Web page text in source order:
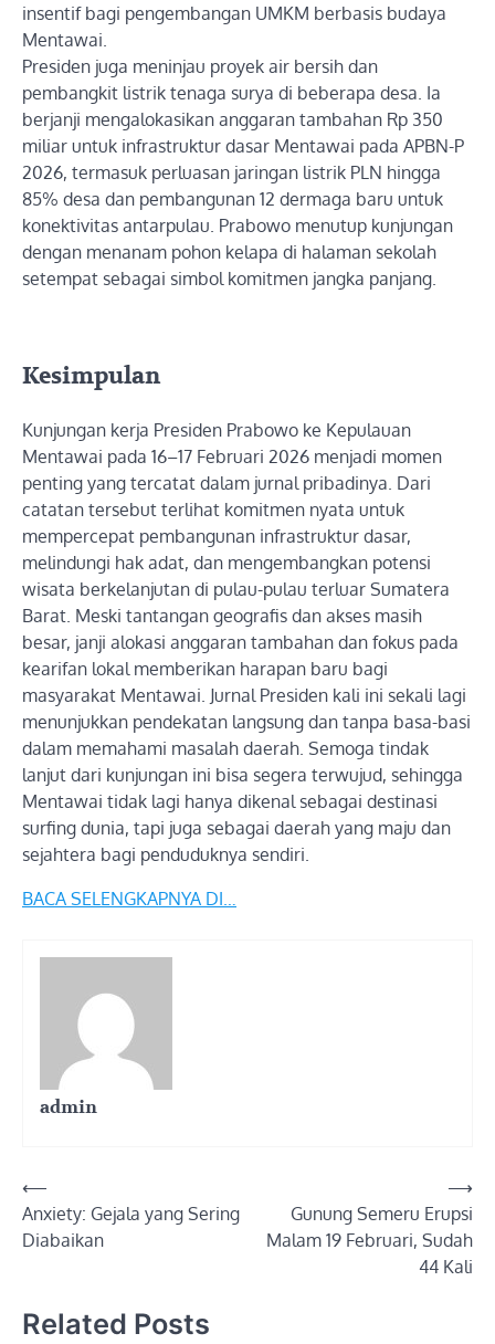
insentif bagi pengembangan UMKM berbasis budaya
Mentawai.
Presiden juga meninjau proyek air bersih dan
pembangkit listrik tenaga surya di beberapa desa. Ia
berjanji mengalokasikan anggaran tambahan Rp 350
miliar untuk infrastruktur dasar Mentawai pada APBN-P
2026, termasuk perluasan jaringan listrik PLN hingga
85% desa dan pembangunan 12 dermaga baru untuk
konektivitas antarpulau. Prabowo menutup kunjungan
dengan menanam pohon kelapa di halaman sekolah
setempat sebagai simbol komitmen jangka panjang.
Kesimpulan
Kunjungan kerja Presiden Prabowo ke Kepulauan
Mentawai pada 16–17 Februari 2026 menjadi momen
penting yang tercatat dalam jurnal pribadinya. Dari
catatan tersebut terlihat komitmen nyata untuk
mempercepat pembangunan infrastruktur dasar,
melindungi hak adat, dan mengembangkan potensi
wisata berkelanjutan di pulau-pulau terluar Sumatera
Barat. Meski tantangan geografis dan akses masih
besar, janji alokasi anggaran tambahan dan fokus pada
kearifan lokal memberikan harapan baru bagi
masyarakat Mentawai. Jurnal Presiden kali ini sekali lagi
menunjukkan pendekatan langsung dan tanpa basa-basi
dalam memahami masalah daerah. Semoga tindak
lanjut dari kunjungan ini bisa segera terwujud, sehingga
Mentawai tidak lagi hanya dikenal sebagai destinasi
surfing dunia, tapi juga sebagai daerah yang maju dan
sejahtera bagi penduduknya sendiri.
BACA SELENGKAPNYA DI…
admin
Post
navigation
⟵
Anxiety: Gejala yang Sering
Diabaikan
Gunung Semeru Erupsi
Malam 19 Februari, Sudah
44 Kali
⟶
Related Posts